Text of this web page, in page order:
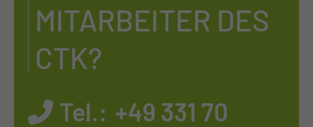
MITARBEITER DES
CTK?
Tel.: +49 331 70